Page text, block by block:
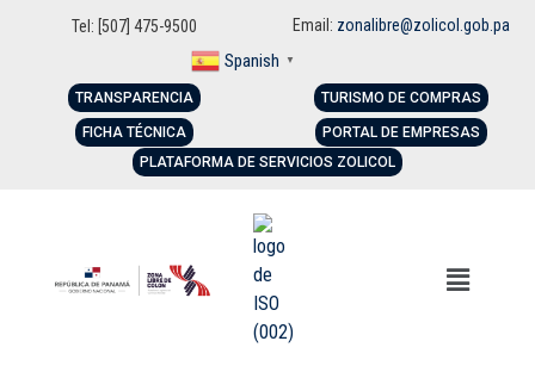
Tel: [507] 475-9500 Email: zonalibre@zolicol.gob.pa
Spanish ▼
TRANSPARENCIA
FICHA TÉCNICA
TURISMO DE COMPRAS
PORTAL DE EMPRESAS
PLATAFORMA DE SERVICIOS ZOLICOL